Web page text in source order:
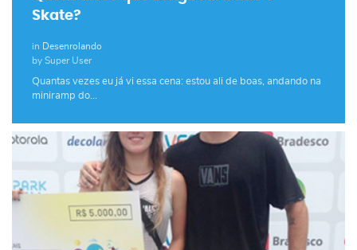
Skate?
in Desenrolando
by Super User
Quantas vezes eu já vi essa cena: estou ali de boas, andando na
miniramp do…